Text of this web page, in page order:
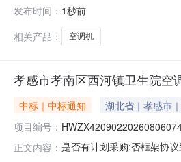
13134713131供应商（乙
发布时间： 1秒前
相关产品：
空调机
孝感市孝南区西河镇卫生院空
中标｜中标通知 湖北省｜孝感市
项目编号：
正文内容： 是否有计划采购:否框架协